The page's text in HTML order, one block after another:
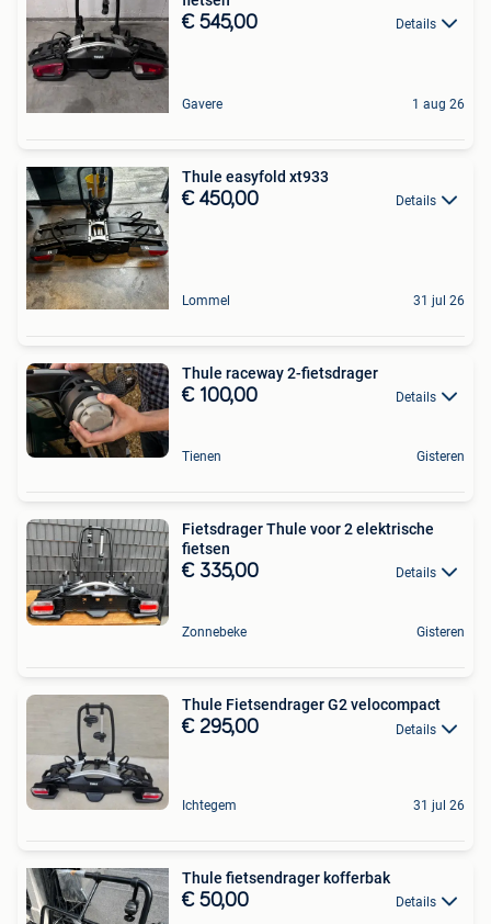
€ 545,00 Details
Gavere 1 aug 26
Thule easyfold xt933
€ 450,00 Details
Lommel 31 jul 26
Thule raceway 2-fietsdrager
€ 100,00 Details
Tienen Gisteren
Fietsdrager Thule voor 2 elektrische
fietsen
€ 335,00 Details
Zonnebeke Gisteren
Thule Fietsendrager G2 velocompact
€ 295,00 Details
Ichtegem 31 jul 26
Thule fietsendrager kofferbak
€ 50,00 Details